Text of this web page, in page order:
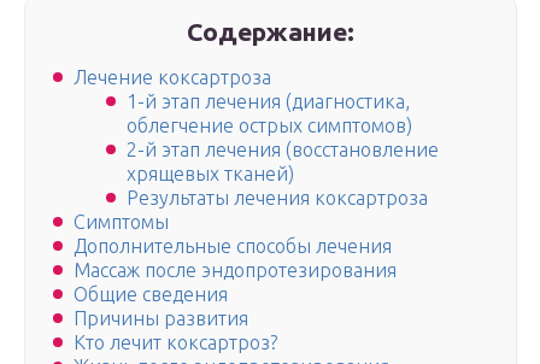
Содержание:
Лечение коксартроза
1-й этап лечения (диагностика,
облегчение острых симптомов)
2-й этап лечения (восстановление
хрящевых тканей)
Результаты лечения коксартроза
Симптомы
Дополнительные способы лечения
Массаж после эндопротезирования
Общие сведения
Причины развития
Кто лечит коксартроз?